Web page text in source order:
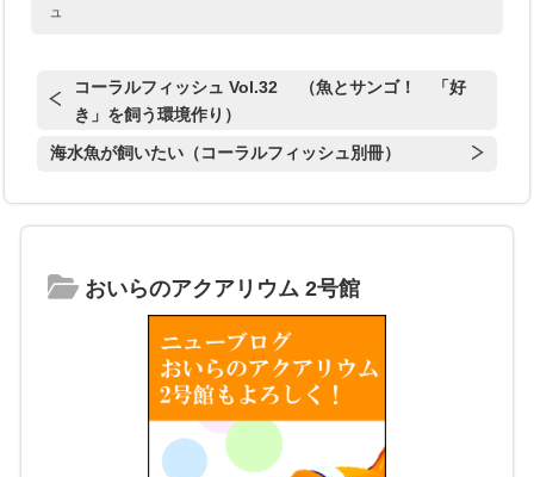
ュ
コーラルフィッシュ Vol.32 （魚とサンゴ！ 「好
き」を飼う環境作り）
海水魚が飼いたい（コーラルフィッシュ別冊）
おいらのアクアリウム 2号館